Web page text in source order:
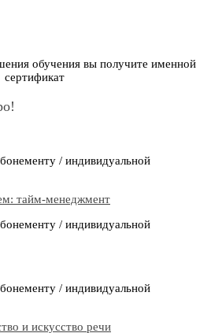
обучения вы получите именной
сертификат
/ индивидуальной
тайм-менеджмент
/ индивидуальной
/ индивидуальной
и искусство речи